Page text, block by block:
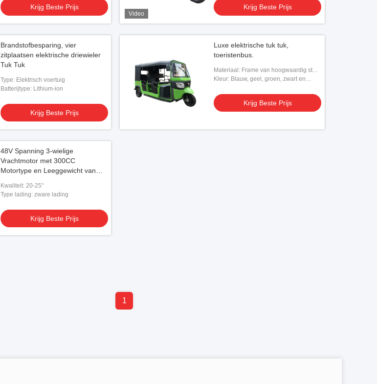
Krijg Beste Prijs
Video
Krijg Beste Prijs
Brandstofbesparing, vier
zitplaatsen elektrische driewieler
Tuk Tuk
Type: Elektrisch voertuig
Batterijtype: Lithium-ion
Krijg Beste Prijs
Luxe elektrische tuk tuk,
toeristenbus.
Materiaal: Frame van hoogwaardig staal
met dekzeilbovenkant
Kleur: Blauw, geel, groen, zwart en
Krijg Beste Prijs
48V Spanning 3-wielige
Vrachtmotor met 300CC
Motortype en Leeggewicht van
Kwaliteit: 20-25°
Type lading: zware lading
Krijg Beste Prijs
1